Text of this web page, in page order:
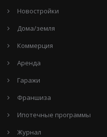
Новостройки
Дома/земля
Коммерция
Аренда
Гаражи
Франшиза
Ипотечные программы
Журнал